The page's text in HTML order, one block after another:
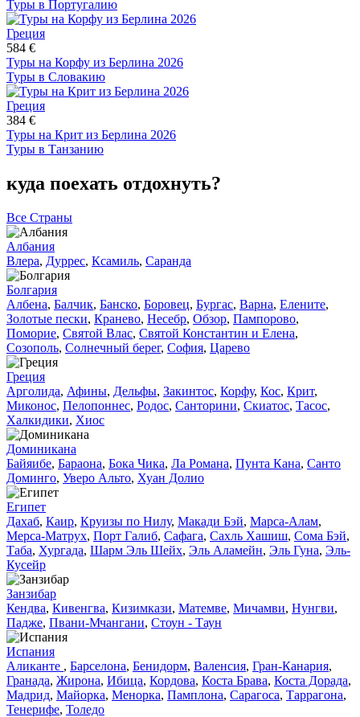
Туры в Португалию
Греция
584 €
Туры на Корфу из Берлина 2026
Туры в Словакию
Греция
384 €
Туры на Крит из Берлина 2026
Туры в Танзанию
куда поехать отдохнуть?
Все Страны
Албания
Влера, Дуррес, Ксамиль, Саранда
Болгария
Албена, Балчик, Банско, Боровец, Бургас, Варна, Елените,
Золотые пески, Кранево, Несебр, Обзор, Пампорово,
Поморие, Святой Влас, Святой Константин и Елена,
Созополь, Солнечный берег, София, Царево
Греция
Арголида, Афины, Дельфы, Закинтос, Корфу, Кос, Крит,
Миконос, Пелопоннес, Родос, Санторини, Скиатос, Тасос,
Халкидики, Хиос
Доминиканa
Байяибе, Бараона, Бока Чика, Ла Романа, Пунта Кана, Санто
Доминго, Уверо Альто, Хуан Долио
Египет
Дахаб, Каир, Круизы по Нилу, Макади Бэй, Марса-Алам,
Мерса-Матрух, Порт Галиб, Сафага, Сахль Хашиш, Сома Бэй,
Таба, Хургада, Шарм Эль Шейх, Эль Аламейн, Эль Гуна, Эль-
Кусейр
Занзибар
Кендва, Кивенгва, Кизимкази, Матемве, Мичамви, Нунгви,
Падже, Пвани-Мчангани, Стоун - Таун
Испания
Аликанте , Барселона, Бенидорм, Валенсия, Гран-Канария,
Гранада, Жирона, Ибица, Кордова, Коста Брава, Коста Дорада,
Мадрид, Майорка, Менорка, Памплона, Сарагоса, Таррагона,
Тенерифе, Толедо